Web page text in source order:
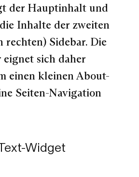
der Hauptinhalt und
Inhalte der zweiten
rechten) Sidebar. Die
sich daher
einen kleinen About-
Seiten-Navigation
Widget